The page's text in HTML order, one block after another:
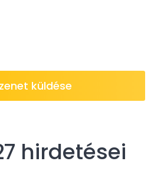
küldése
hirdetései